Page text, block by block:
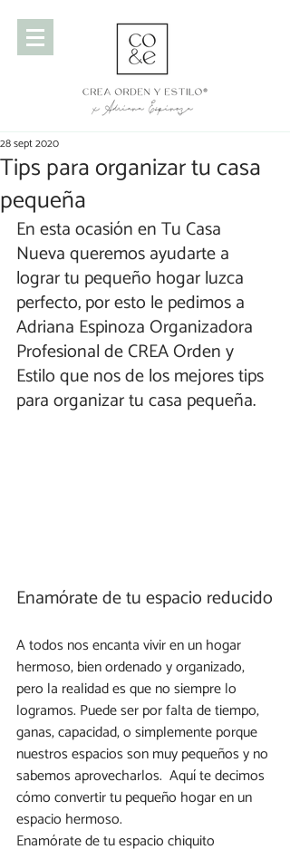
Tips para organizar tu casa
pequeña
28 sept 2020
En esta ocasión en Tu Casa
Nueva queremos ayudarte a
lograr tu pequeño hogar luzca
perfecto, por esto le pedimos a
Adriana Espinoza Organizadora
Profesional de CREA Orden y
Estilo que nos de los mejores tips
para organizar tu casa pequeña.
Enamórate de tu espacio reducido
A todos nos encanta vivir en un hogar
hermoso, bien ordenado y organizado,
pero la realidad es que no siempre lo
logramos. Puede ser por falta de tiempo,
ganas, capacidad, o simplemente porque
nuestros espacios son muy pequeños y no
sabemos aprovecharlos.  Aquí te decimos
cómo convertir tu pequeño hogar en un
espacio hermoso.
Enamórate de tu espacio chiquito